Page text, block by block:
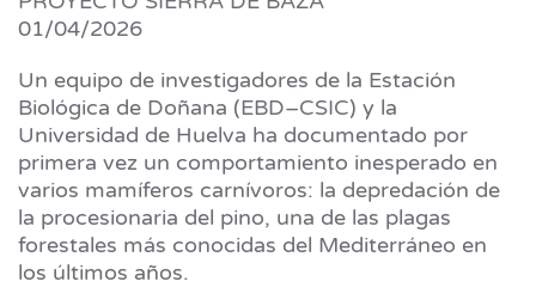
01/04/2026
Un equipo de investigadores de la Estación
Biológica de Doñana (EBD–CSIC) y la
Universidad de Huelva ha documentado por
primera vez un comportamiento inesperado en
varios mamíferos carnívoros: la depredación de
la procesionaria del pino, una de las plagas
forestales más conocidas del Mediterráneo en
los últimos años.